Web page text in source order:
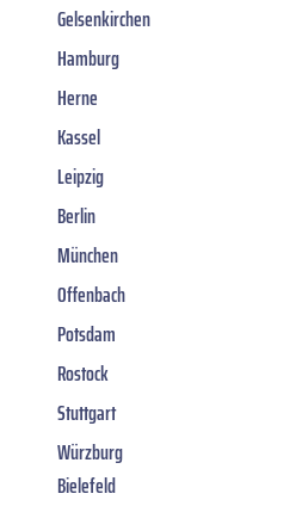
Gelsenkirchen
Hamburg
Herne
Kassel
Leipzig
Berlin
München
Offenbach
Potsdam
Rostock
Stuttgart
Würzburg
Bielefeld